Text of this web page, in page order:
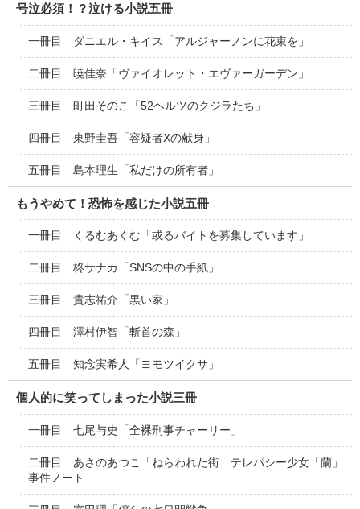
号泣必須！？泣ける小説五冊
一冊目 ダニエル・キイス「アルジャーノンに花束を」
二冊目 暁佳奈「ヴァイオレット・エヴァーガーデン」
三冊目 町田そのこ「52ヘルツのクジラたち」
四冊目 東野圭吾「容疑者Xの献身」
五冊目 島本理生「私だけの所有者」
もうやめて！恐怖を感じた小説五冊
一冊目 くるむあくむ「或るバイトを募集しています」
二冊目 柊サナカ「SNSの中の手紙」
三冊目 貴志祐介「黒い家」
四冊目 澤村伊智「斬首の森」
五冊目 知念実希人「ヨモツイクサ」
個人的に笑ってしまった小説三冊
一冊目 七尾与史「全裸刑事チャーリー」
二冊目 あさのあつこ「ねらわれた街 テレパシー少女「蘭」
事件ノート